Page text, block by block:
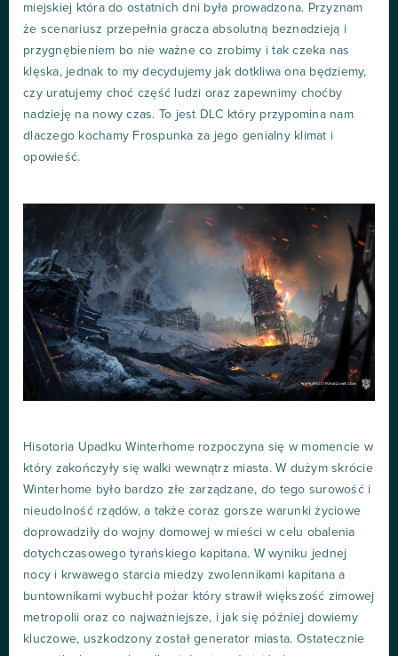
miejskiej która do ostatnich dni była prowadzona. Przyznam
że scenariusz przepełnia gracza absolutną beznadzieją i
przygnębieniem bo nie ważne co zrobimy i tak czeka nas
klęska, jednak to my decydujemy jak dotkliwa ona będziemy,
czy uratujemy choć część ludzi oraz zapewnimy choćby
nadzieję na nowy czas. To jest DLC który przypomina nam
dlaczego kochamy Frospunka za jego genialny klimat i
opowieść.
Hisotoria Upadku Winterhome rozpoczyna się w momencie w
który zakończyły się walki wewnątrz miasta. W dużym skrócie
Winterhome było bardzo złe zarządzane, do tego surowość i
nieudolność rządów, a także coraz gorsze warunki życiowe
doprowadziły do wojny domowej w mieści w celu obalenia
dotychczasowego tyrańskiego kapitana. W wyniku jednej
nocy i krwawego starcia miedzy zwolennikami kapitana a
buntownikami wybuchł pożar który strawił większość zimowej
metropolii oraz co najważniejsze, i jak się później dowiemy
kluczowe, uszkodzony został generator miasta. Ostatecznie